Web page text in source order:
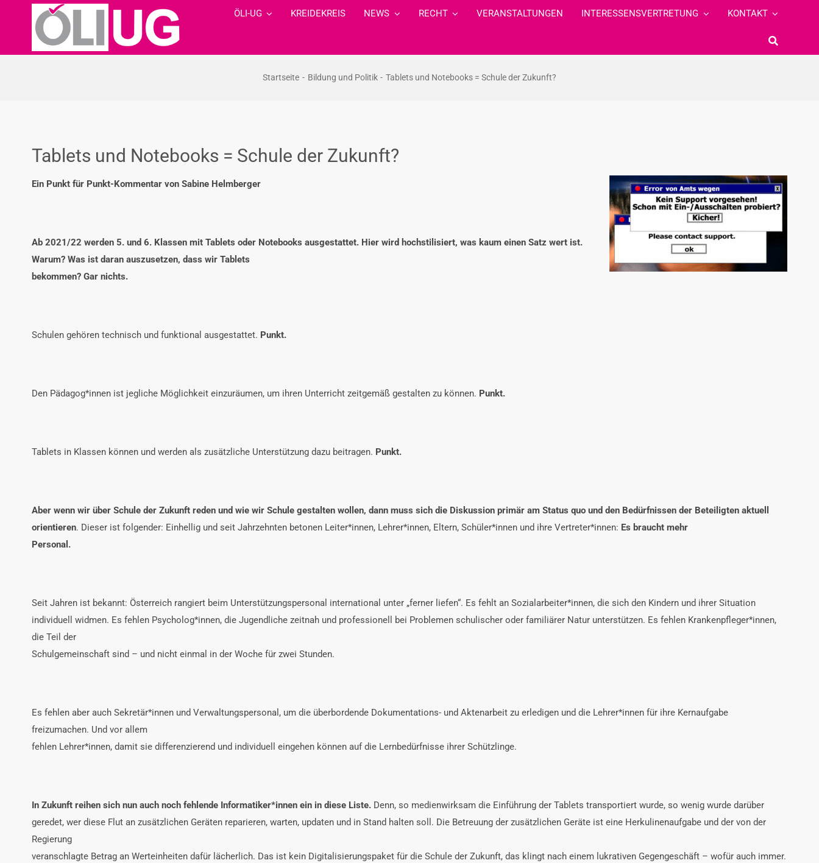
ÖLI-UG KREIDEKREIS NEWS RECHT VERANSTALTUNGEN INTERESSENSVERTRETUNG KONTAKT
Startseite Bildung und Politik Tablets und Notebooks = Schule der Zukunft?
Tablets und Notebooks = Schule der Zukunft?
Ein Punkt für Punkt-Kommentar von Sabine Helmberger
Ab 2021/22 werden 5. und 6. Klassen mit Tablets oder Notebooks ausgestattet. Hier wird hochstilisiert, was kaum einen Satz wert ist.
Warum? Was ist daran auszusetzen, dass wir Tablets
bekommen? Gar nichts.
Schulen gehören technisch und funktional ausgestattet. Punkt.
Den Pädagog*innen ist jegliche Möglichkeit einzuräumen, um ihren Unterricht zeitgemäß gestalten zu können. Punkt.
Tablets in Klassen können und werden als zusätzliche Unterstützung dazu beitragen. Punkt.
Aber wenn wir über Schule der Zukunft reden und wie wir Schule gestalten wollen, dann muss sich die Diskussion primär am Status quo und den Bedürfnissen der Beteiligten aktuell
orientieren. Dieser ist folgender: Einhellig und seit Jahrzehnten betonen Leiter*innen, Lehrer*innen, Eltern, Schüler*innen und ihre Vertreter*innen: Es braucht mehr
Personal.
Seit Jahren ist bekannt: Österreich rangiert beim Unterstützungspersonal international unter „ferner liefen“. Es fehlt an Sozialarbeiter*innen, die sich den Kindern und ihrer Situation
individuell widmen. Es fehlen Psycholog*innen, die Jugendliche zeitnah und professionell bei Problemen schulischer oder familiärer Natur unterstützen. Es fehlen Krankenpfleger*innen,
die Teil der
Schulgemeinschaft sind – und nicht einmal in der Woche für zwei Stunden.
Es fehlen aber auch Sekretär*innen und Verwaltungspersonal, um die überbordende Dokumentations- und Aktenarbeit zu erledigen und die Lehrer*innen für ihre Kernaufgabe
freizumachen. Und vor allem
fehlen Lehrer*innen, damit sie differenzierend und individuell eingehen können auf die Lernbedürfnisse ihrer Schützlinge.
In Zukunft reihen sich nun auch noch fehlende Informatiker*innen ein in diese Liste. Denn, so medienwirksam die Einführung der Tablets transportiert wurde, so wenig wurde darüber
geredet, wer diese Flut an zusätzlichen Geräten reparieren, warten, updaten und in Stand halten soll. Die Betreuung der zusätzlichen Geräte ist eine Herkulinenaufgabe und der von der
Regierung
veranschlagte Betrag an Werteinheiten dafür lächerlich. Das ist kein Digitalisierungspaket für die Schule der Zukunft, das klingt nach einem lukrativen Gegengeschäft – wofür auch immer.